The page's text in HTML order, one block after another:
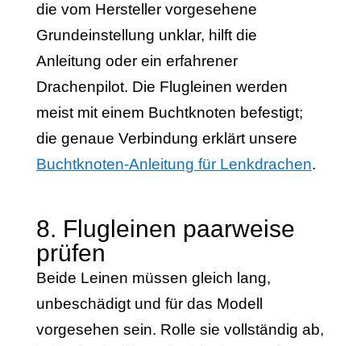
die vom Hersteller vorgesehene
Grundeinstellung unklar, hilft die
Anleitung oder ein erfahrener
Drachenpilot. Die Flugleinen werden
meist mit einem Buchtknoten befestigt;
die genaue Verbindung erklärt unsere
Buchtknoten-Anleitung für Lenkdrachen.
8. Flugleinen paarweise
prüfen
Beide Leinen müssen gleich lang,
unbeschädigt und für das Modell
vorgesehen sein. Rolle sie vollständig ab,